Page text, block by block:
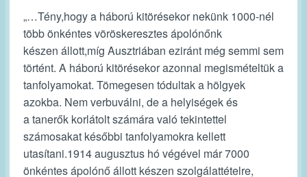
„…Tény,hogy a háború kitörésekor nekünk 1000-nél
több önkéntes vöröskeresztes ápolónőnk
készen állott,míg Ausztriában eziránt még semmi sem
történt. A háború kitörésekor azonnal megismételtük a
tanfolyamokat. Tömegesen tódultak a hölgyek
azokba. Nem verbuválni, de a helyiségek és
a tanerők korlátolt számára való tekintettel
számosakat későbbi tanfolyamokra kellett
utasítani.1914 augusztus hó végével már 7000
önkéntes ápolónő állott készen szolgálattételre,